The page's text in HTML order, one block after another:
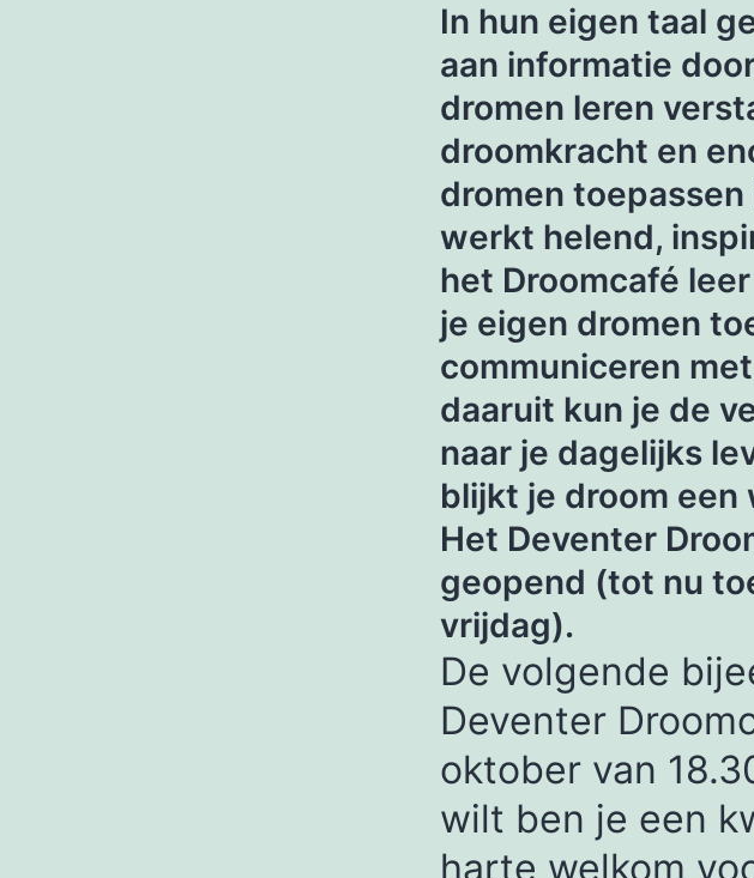
In hun eigen taal
aan informatie
dromen leren
droomkracht en
dromen
werkt helend,
het Droomcafé
je eigen dromen
communiceren
daaruit kun je de
naar je dagelijks
blijkt je droom een
Het Deventer
geopend (tot nu
vrijdag).
De volgende
Deventer
oktober van
wilt ben je een
harte welkom